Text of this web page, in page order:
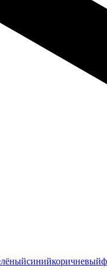
синийкоричневый